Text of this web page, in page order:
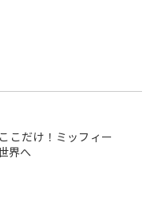
こだけ！ミッフィー
界へ